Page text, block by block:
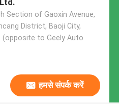
Section of Gaoxin Avenue,
District, Baoji City,
(opposite to Geely Auto
हमसे संपर्क करें